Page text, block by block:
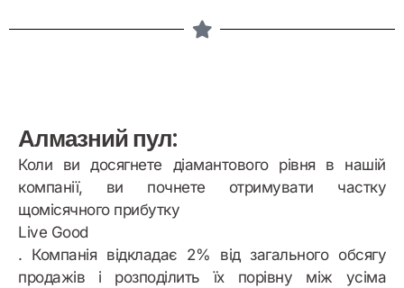
Алмазний пул:
Коли ви досягнете діамантового рівня в нашій
компанії, ви почнете отримувати частку
щомісячного прибутку
Live Good
. Компанія відкладає 2% від загального обсягу
продажів і розподілить їх порівну між усіма